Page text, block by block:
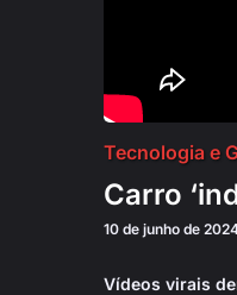
Tecnologia e
Carro
10 de junho de
Vídeos virais